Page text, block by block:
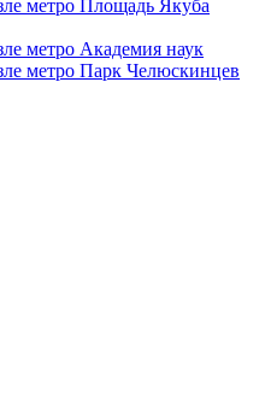
метро Площадь Якуба
метро Академия наук
метро Парк Челюскинцев